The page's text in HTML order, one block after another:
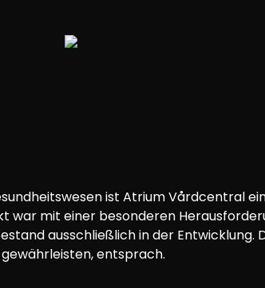
ist Atrium Vårdcentral
war mit einer besonderen
ausschließlich in der Entwicklung.
entsprach.